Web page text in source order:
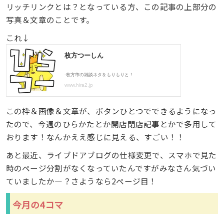
リッチリンクとは？となっている方、この記事の上部分の
写真＆文章のことです。
これ↓
この枠＆画像＆文章が、ボタンひとつでできるようになっ
たので、今週のひらかたとか開店閉店記事とかで多用して
おります！なんかええ感じに見える、すごい！！
あと最近、ライブドアブログの仕様変更で、スマホで見た
時のページ分割がなくなっていたんですがみなさん気づい
ていましたか―？さようなら2ページ目！
今月の4コマ